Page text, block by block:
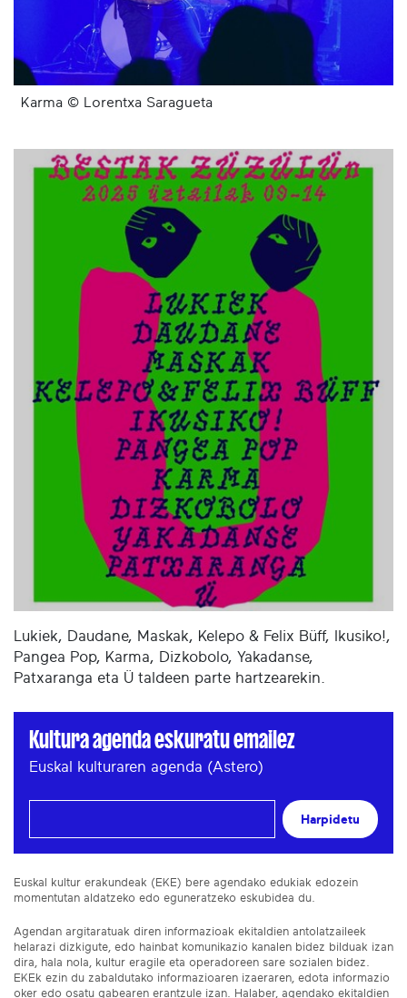
Karma © Lorentxa Saragueta
Lukiek, Daudane, Maskak, Kelepo & Felix Büff, Ikusiko!,
Pangea Pop, Karma, Dizkobolo, Yakadanse,
Patxaranga eta Ü taldeen parte hartzearekin.
Kultura agenda eskuratu emailez
Euskal kulturaren agenda (Astero)
Harpidetu
Euskal kultur erakundeak (EKE) bere agendako edukiak edozein
momentutan aldatzeko edo eguneratzeko eskubidea du.
Agendan argitaratuak diren informazioak ekitaldien antolatzaileek
helarazi dizkigute, edo hainbat komunikazio kanalen bidez bilduak izan
dira, hala nola, kultur eragile eta operadoreen sare sozialen bidez.
EKEk ezin du zabaldutako informazioaren izaeraren, edota informazio
oker edo osatu gabearen erantzule izan. Halaber, agendako ekitaldien